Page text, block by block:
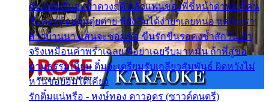
กัน แต่หวั่นจะช้ำดวงฤดี กลัวแฟนของพี่ชี้หน้าด่าทอ ก็คน
ชื่อต๋อยต้อยตุ้มตุ๋ยต่าย พี่ยังลืมได้ง่ายๆเลยหนอ แค่ตัวเรา
สาวบ้านนา แสนจะซอมซ่อ ขืนรักขืนรอคงช้ำสักวัน ถ้า
จริงเหมือนคำพร่ำเฉลย พี่อย่าเฉยรีบมาหมั้น ถ้าพี่สู่ขอ
ตามธรรมเนียม ติ๋มจะเตรียมรับเกลียวสัมพันธ์ ผิดหวังไม่
หวั่นขอยอมได้เคียง
รักติ๋มแน่หรือ - หงษ์ทอง ดาวอุดร (ซาวด์ดนตรี)